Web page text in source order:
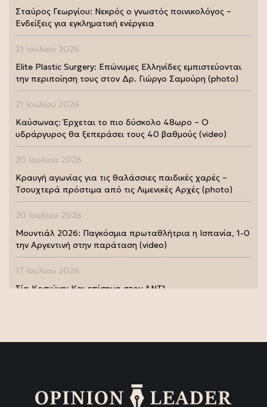
Σταύρος Γεωργίου: Νεκρός ο γνωστός ποινικολόγος –
Ενδείξεις για εγκληματική ενέργεια
21 Ιουλίου 2026
Elite Plastic Surgery: Επώνυμες Ελληνίδες εμπιστεύονται
την περιποίηση τους στον Δρ. Γιώργο Σαμούρη (photo)
21 Ιουλίου 2026
Καύσωνας: Έρχεται το πιο δύσκολο 48ωρο – Ο
υδράργυρος θα ξεπεράσει τους 40 βαθμούς (video)
20 Ιουλίου 2026
Κραυγή αγωνίας για τις θαλάσσιες παιδικές χαρές –
Τσουχτερά πρόστιμα από τις Λιμενικές Αρχές (photo)
20 Ιουλίου 2026
Μουντιάλ 2026: Παγκόσμια πρωταθλήτρια η Ισπανία, 1-0
την Αργεντινή στην παράταση (video)
17 Ιουλίου 2026
Σία Κοσιώνη: Και επίσημα στον ΑΝΤ1
της Μάρως Κοντού (photo)
Μάρω Κοντού: Πέθανε η σπουδαία ηθοποιός (video)